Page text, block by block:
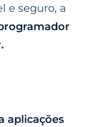
e leve
nível!
e seguro, a
aplicações